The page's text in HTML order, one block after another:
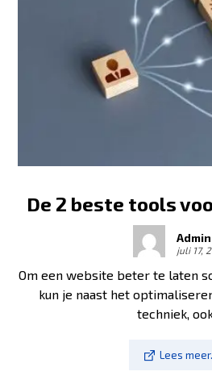
De 2 beste tools
Admin
juli 17,
Om een website beter te laten
kun je naast het
techniek,
Lees